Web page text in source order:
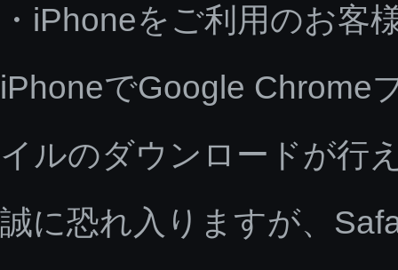
・iPhoneをご利用のお客
iPhoneでGoogle Chrome
イルのダウンロードが行
誠に恐れ入りますが、